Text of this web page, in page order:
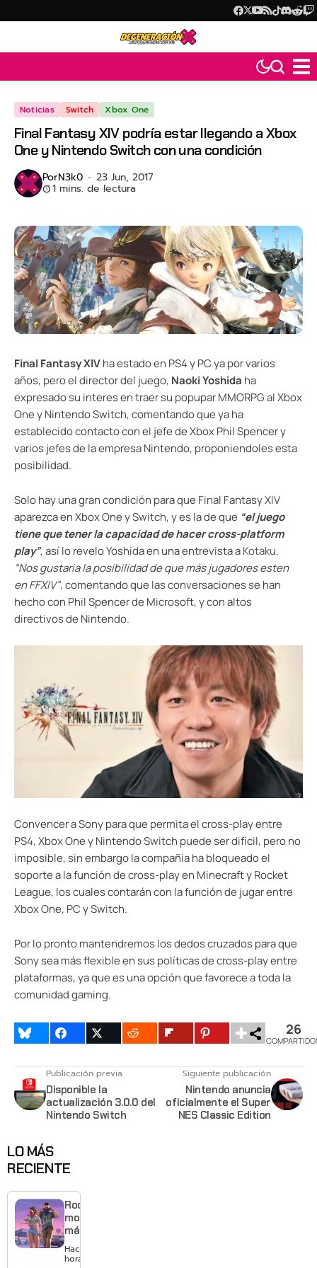
Noticias Switch Xbox One
Final Fantasy XIV podría estar llegando a Xbox
One y Nintendo Switch con una condición
PorN3k0 23 Jun, 2017
1 mins. de lectura
Final Fantasy XIVha estado en PS4 y PC ya por varios
años, pero el director del juego, Naoki Yoshida ha
expresado su interes en traer su popupar MMORPG al Xbox
One y Nintendo Switch, comentando que ya ha
establecido contacto con el jefe de Xbox Phil Spencer y
varios jefes de la empresa Nintendo, proponiendoles esta
posibilidad.
Solo hay una gran condición para que Final Fantasy XIV
aparezca en Xbox One y Switch, y es la de que “el juego
tiene que tener la capacidad de hacer cross-platform
play”, así lo revelo Yoshida en una entrevista aKotaku.
“Nos gustaria la posibilidad de que más jugadores esten
en FFXIV”, comentando que las conversaciones se han
hecho con Phil Spencer de Microsoft, y con altos
directivos de Nintendo.
Convencer a Sony para que permita el cross-play entre
PS4, Xbox One y Nintendo Switch puede ser difícil, pero no
imposible, sin embargo la compañía ha bloqueado el
soporte a la función de cross-play en Minecraft y Rocket
League, los cuales contarán con la función de jugar entre
Xbox One, PC y Switch.
Por lo pronto mantendremos los dedos cruzados para que
Sony sea más flexible en sus políticas de cross-play entre
plataformas, ya que es una opción que favorece a toda la
comunidad gaming.
26
Publicación previa
Disponible la
actualización 3.0.0 del
Nintendo Switch
Siguiente publicación
Nintendo anuncia
oficialmente el Super
NES Classic Edition
LO MÁS
RECIENTE
Rockstar
mostrará
más de
GTA 6 en
agosto
Hace 5
horas